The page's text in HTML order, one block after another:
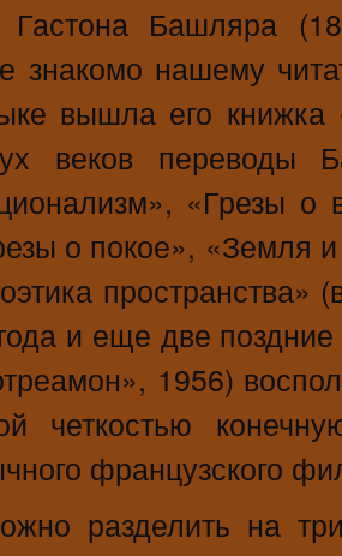
Гастона Башляра
знакомо нашему
вышла его
веков переводы
«Грезы о
о покое», «Земля
и еще две
1956)
четкостью
французского
разделить на